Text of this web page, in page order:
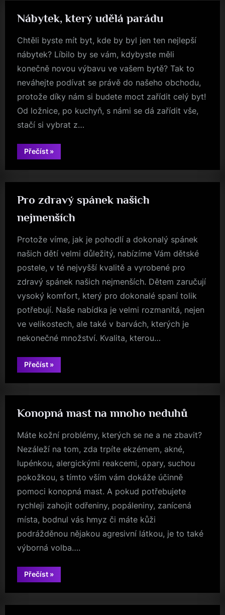
Nábytek, který udělá parádu
Chtěli byste mít byt, kde by byl jen ten nejlepší
nábytek? Líbilo by se vám, kdybyste měli
konečně novou výbavu ve vašem bytě? Tak to
neváhejte podívat se právě do našeho obchodu,
protože díky nám si budete moct zařídit celý byt!
Od ložnice, po kuchyň, s námi se dá zařídit vše,
stačí si vybrat z…
Přečíst“Nábytek,
který
parádu”
»
Pro zdravý spánek našich
nejmenších
Protože víme, jak je pohodlí a dokonalý spánek
našich dětí velmi důležitý, nabízíme Vám dětské
postele, v té nejvyšší kvalitě a vyrobené pro
zdravý spánek našich nejmenších. Dětem zaručují
vysoký komfort, který pro dokonalé spaní tolik
potřebují. Naše nabídka je velmi rozmanitá, nejen
ve velikostech, ale také v barvách, kterých je
nekonečné množství. Kvalita, kterou…
Přečíst“Pro
zdravý
našich
»
Konopná mast na mnoho neduhů
Máte kožní problémy, kterých se ne a ne zbavit?
Nezáleží na tom, zda trpíte ekzémem, akné,
lupénkou, alergickými reakcemi, opary, suchou
pokožkou, s tímto vším vám dokáže účinně
pomoci konopná mast. A pokud potřebujete
rychleji zahojit odřeniny, popáleniny, zanícená
místa, bodnul vás hmyz či máte kůži
podrážděnou nějakou agresivní látkou, je to také
výborná volba….
Přečíst“Konopná
mast
mnoho
»